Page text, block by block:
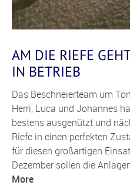
AM DIE RIEFE
IN BETRIEB
Das Beschneierteam um
Herri, Luca und Johannes
bestens ausgenützt und
Riefe in einen perfekten
für diesen großartigen
Dezember sollen die
More